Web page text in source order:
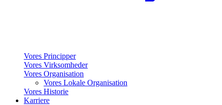
Vores Principper
Vores Virksomheder
Vores Organisation
Vores Lokale Organisation
Vores Historie
Karriere